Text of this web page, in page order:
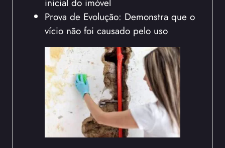
Prova de Evolução: Demonstra que o
vício não foi causado pelo uso